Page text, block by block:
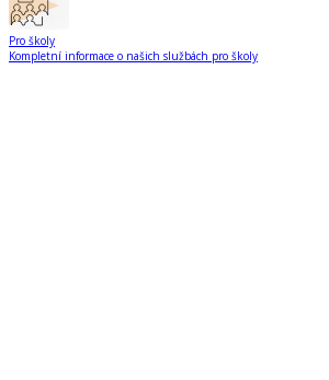
Pro školy
Kompletní informace o našich službách pro školy